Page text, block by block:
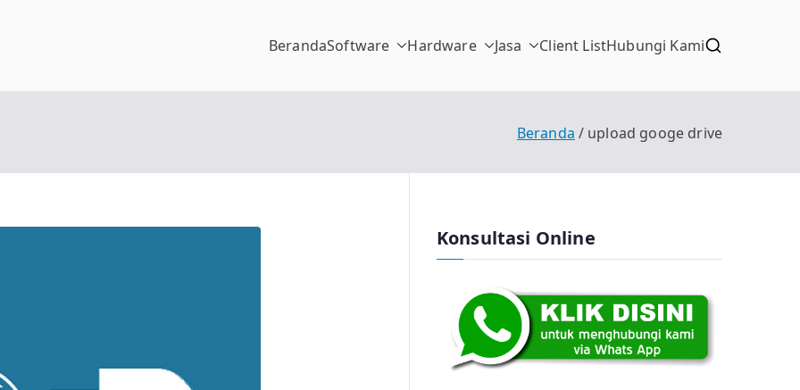
BerandaSoftware Hardware Jasa Client ListHubungi Kami
Beranda upload googe drive
Konsultasi Online